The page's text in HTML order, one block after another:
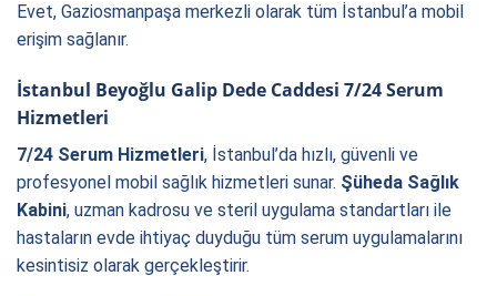
Evet, Gaziosmanpaşa merkezli olarak tüm İstanbul’a mobil
erişim sağlanır.
İstanbul Beyoğlu Galip Dede Caddesi 7/24 Serum
Hizmetleri
7/24 Serum Hizmetleri, İstanbul’da hızlı, güvenli ve
profesyonel mobil sağlık hizmetleri sunar. Şüheda Sağlık
Kabini, uzman kadrosu ve steril uygulama standartları ile
hastaların evde ihtiyaç duyduğu tüm serum uygulamalarını
kesintisiz olarak gerçekleştirir.